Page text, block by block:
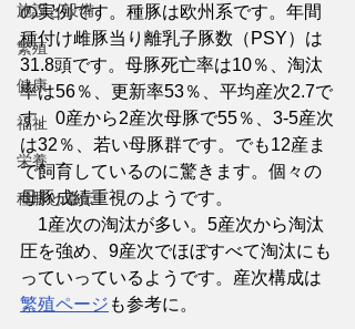
施設と設備
繁殖
健康
福祉
栄養
種豚と遺伝
の実例です。種豚は欧州系です。年間
種付け雌豚当り離乳子豚数（PSY）は
31.8頭です。母豚死亡率は10％、淘汰
率は56％、更新率53％、平均産次2.7で
す。0産から2産次母豚で55％、3-5産次
は32％、若い母豚群です。でも12産ま
で飼育しているのに驚きます。個々の
母豚成績重視のようです。
1産次の淘汰が多い。5産次から淘汰
圧を強め、9産次でほぼすべて淘汰にも
っていっているようです。産次構成は
繁殖ページ も参考に。